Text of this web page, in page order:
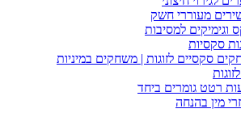
מעוררי חשק
וגימיקים למסיבות
סקסיות
סקסיים לזוגות | משחקים במיניות
רטט גומרים ביחד
מין בהנחה